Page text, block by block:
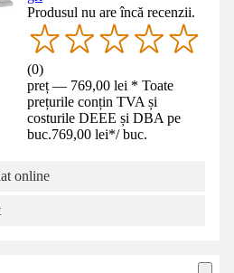
Produsul nu are încă recenzii.
(0)
preț — 769,00 lei * Toate
prețurile conțin TVA și
costurile DEEE și DBA pe
buc.769,00 lei*/ buc.
online